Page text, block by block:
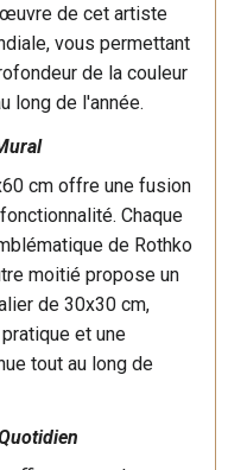
de cet artiste
vous permettant
de la couleur
long de l'année.
cm offre une fusion
Chaque
de Rothko
moitié propose un
de 30x30 cm,
et une
tout au long de